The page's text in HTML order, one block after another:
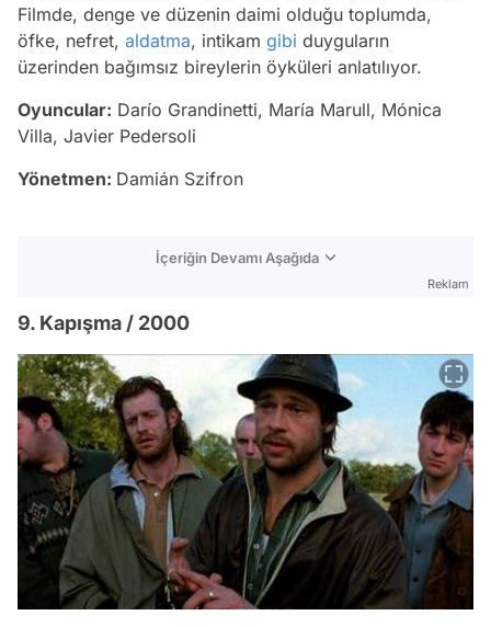
Filmde, denge ve düzenin daimi olduğu toplumda,
öfke, nefret, aldatma, intikam gibi duyguların
üzerinden bağımsız bireylerin öyküleri anlatılıyor.
Oyuncular: Darío Grandinetti, María Marull, Mónica
Villa, Javier Pedersoli
Yönetmen: Damián Szifron
İçeriğin Devamı Aşağıda
Reklam
9. Kapışma / 2000